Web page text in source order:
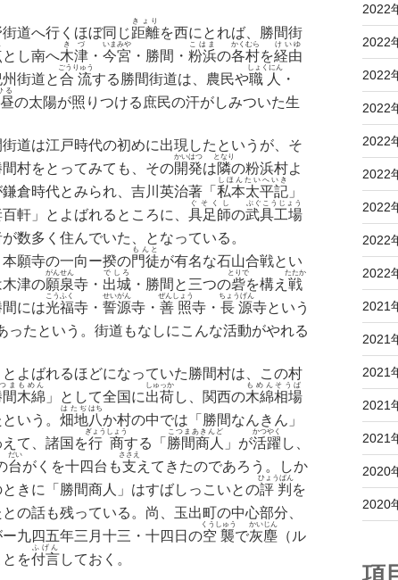
道へ行くほぼ同じ距離
きょり
を西にとれば、勝間街
とし南へ木津
きづ
・ 今宮
いまみや
・勝間・ 粉浜
こはま
の各村
かくむら
を経由
けいゆ
街道と合流
ごうりゅう
する勝間街道は、農民や職人
しょくにん
・
る
の太陽が照りつける庶民の汗がしみついた生
道は江戸時代の初めに出現したというが、そ
村をとってみても、その開発
かいはつ
は隣
となり
の粉浜村よ
倉時代とみられ、吉川英治著「 私本太平記
しほんたいへいき
」
百軒」とよばれるところに、 具足師
ぐそくし
の武具工場
ぶぐこうじょう
数多く住んでいた、となっている。
願寺の一向ー揆の門徒
もんと
が有名な石山合戦とい
木津の願泉
がんせん
寺・ 出城
でしろ
・勝間と三つの砦
とりで
を構え 戦
たたか
には光福
こうふく
寺・ 誓源
せいがん
寺・ 善照
ぜんしょう
寺・ 長源
ちょうげん
寺という
ったという。街道もなしにこんな活動がやれる
よばれるほどになっていた勝間村は、この村
間木綿
まもめん
」として全国に出荷
しゅっか
し、関西の木綿相場
もめんそうば
いう。 畑地
はたぢ
八
はち
か村の中では「勝間なんきん」
て、諸国を行商
ぎょうしょう
する「 勝間商人
こつまあきんど
」が活躍
かつやく
し、
台
だい
がくを十四台も支
ささえ
えてきたのであろう。しか
ときに「勝間商人」はすばしっこいとの評判
ひょうばん
を
との話も残っている。尚、玉出町の中心部分、
九四五年三月十三・十四日の空襲
くうしゅう
で灰塵
かいじん
（ル
を付言
ふげん
しておく。
2022
2022
2022
2022
2022
2022
2022
2022
2022
2021
2021
2021
2021
2021
2020
2020
項